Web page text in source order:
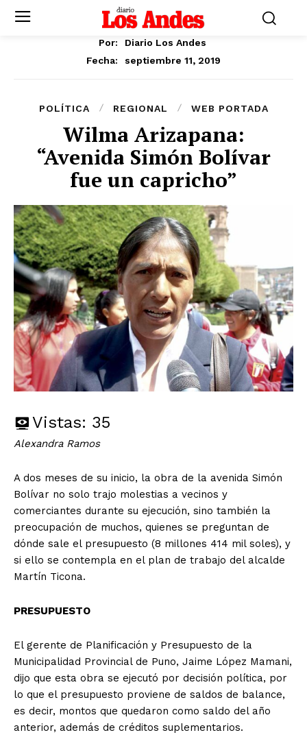
Por:
Diario Los Andes
Fecha:
septiembre 11, 2019
POLÍTICA REGIONAL WEB PORTADA
Wilma Arizapana:
“Avenida Simón Bolívar
fue un capricho”
Vistas: 35
Alexandra Ramos
A dos meses de su inicio, la obra de la avenida Simón
Bolívar no solo trajo molestias a vecinos y
comerciantes durante su ejecución, sino también la
preocupación de muchos, quienes se preguntan de
dónde sale el presupuesto (8 millones 414 mil soles), y
si ello se contempla en el plan de trabajo del alcalde
Martín Ticona.
PRESUPUESTO
El gerente de Planificación y Presupuesto de la
Municipalidad Provincial de Puno, Jaime López Mamani,
dijo que esta obra se ejecutó por decisión política, por
lo que el presupuesto proviene de saldos de balance,
es decir, montos que quedaron como saldo del año
anterior, además de créditos suplementarios.